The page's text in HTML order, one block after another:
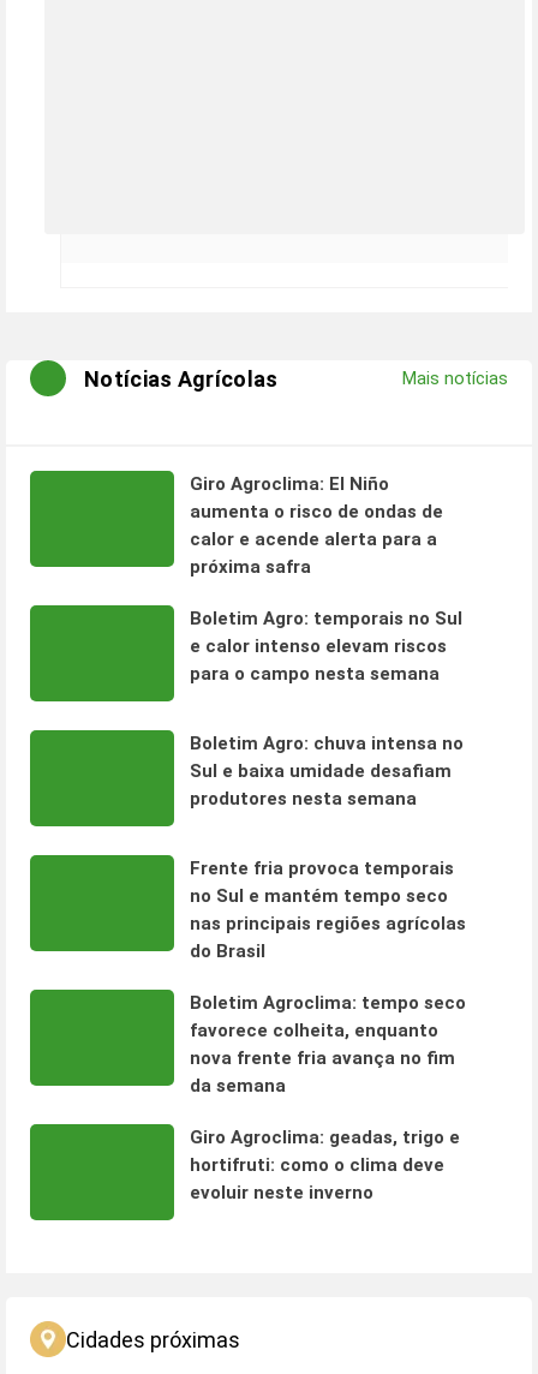
Notícias Agrícolas Mais notícias
Giro Agroclima: El Niño
aumenta o risco de ondas de
calor e acende alerta para a
próxima safra
Boletim Agro: temporais no Sul
e calor intenso elevam riscos
para o campo nesta semana
Boletim Agro: chuva intensa no
Sul e baixa umidade desafiam
produtores nesta semana
Frente fria provoca temporais
no Sul e mantém tempo seco
nas principais regiões agrícolas
do Brasil
Boletim Agroclima: tempo seco
favorece colheita, enquanto
nova frente fria avança no fim
da semana
Giro Agroclima: geadas, trigo e
hortifruti: como o clima deve
evoluir neste inverno
Cidades próximas